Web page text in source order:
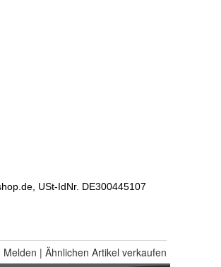
Melden | Ähnlichen Artikel verkaufen